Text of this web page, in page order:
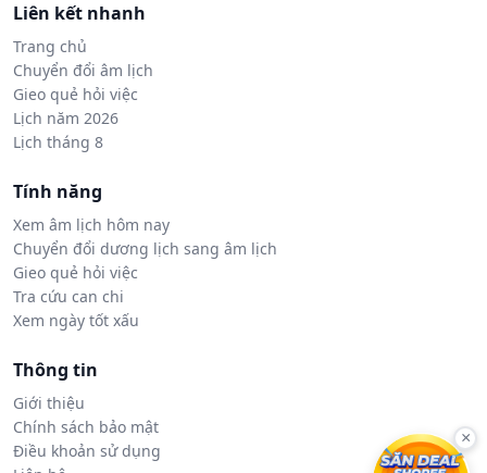
Liên kết nhanh
Trang chủ
Chuyển đổi âm lịch
Gieo quẻ hỏi việc
Lịch năm 2026
Lịch tháng 8
Tính năng
Xem âm lịch hôm nay
Chuyển đổi dương lịch sang âm lịch
Gieo quẻ hỏi việc
Tra cứu can chi
Xem ngày tốt xấu
Thông tin
Giới thiệu
Chính sách bảo mật
Điều khoản sử dụng
×